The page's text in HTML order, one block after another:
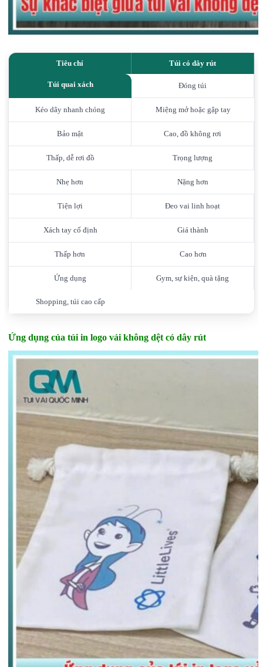
Tiêu chí Túi có dây rút
Túi quai xách Đóng túi
Kéo dây nhanh chóng Miệng mở hoặc gập tay
Bảo mật Cao, đồ không rơi
Thấp, dễ rơi đồ Trọng lượng
Nhẹ hơn Nặng hơn
Tiện lợi Đeo vai linh hoạt
Xách tay cố định Giá thành
Thấp hơn Cao hơn
Ứng dụng Gym, sự kiện, quà tặng
Shopping, túi cao cấp
Ứng dụng của túi in logo vải không dệt có dây rút